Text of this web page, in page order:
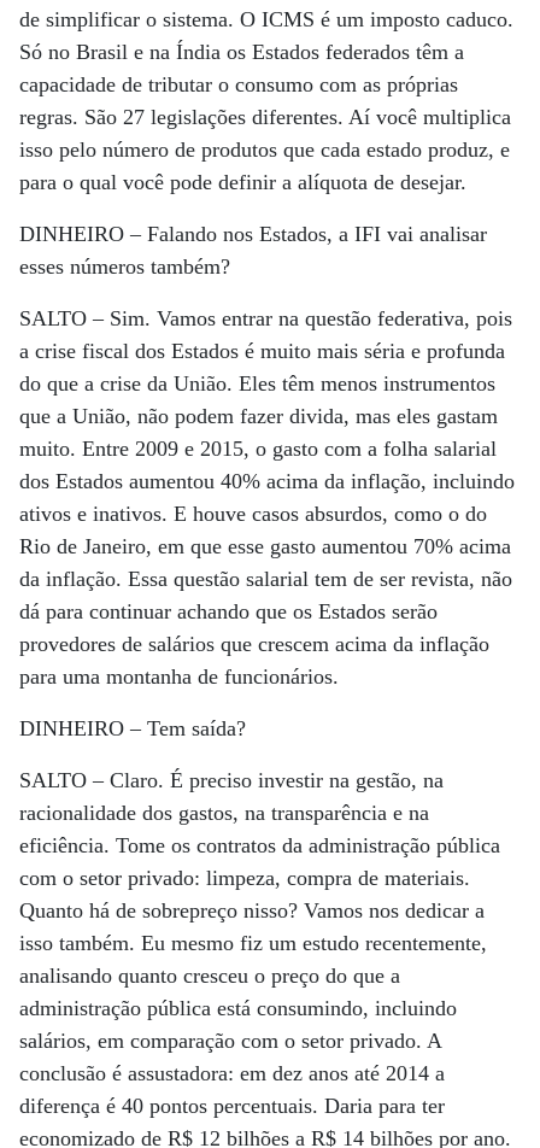
de simplificar o sistema. O ICMS é um imposto caduco.
Só no Brasil e na Índia os Estados federados têm a
capacidade de tributar o consumo com as próprias
regras. São 27 legislações diferentes. Aí você multiplica
isso pelo número de produtos que cada estado produz, e
para o qual você pode definir a alíquota de desejar.
DINHEIRO –Falando nos Estados, a IFI vai analisar
esses números também?
SALTO –Sim. Vamos entrar na questão federativa, pois
a crise fiscal dos Estados é muito mais séria e profunda
do que a crise da União. Eles têm menos instrumentos
que a União, não podem fazer divida, mas eles gastam
muito. Entre 2009 e 2015, o gasto com a folha salarial
dos Estados aumentou 40% acima da inflação, incluindo
ativos e inativos. E houve casos absurdos, como o do
Rio de Janeiro, em que esse gasto aumentou 70% acima
da inflação. Essa questão salarial tem de ser revista, não
dá para continuar achando que os Estados serão
provedores de salários que crescem acima da inflação
para uma montanha de funcionários.
DINHEIRO –Tem saída?
SALTO –Claro. É preciso investir na gestão, na
racionalidade dos gastos, na transparência e na
eficiência. Tome os contratos da administração pública
com o setor privado: limpeza, compra de materiais.
Quanto há de sobrepreço nisso? Vamos nos dedicar a
isso também. Eu mesmo fiz um estudo recentemente,
analisando quanto cresceu o preço do que a
administração pública está consumindo, incluindo
salários, em comparação com o setor privado. A
conclusão é assustadora: em dez anos até 2014 a
diferença é 40 pontos percentuais. Daria para ter
economizado de R$ 12 bilhões a R$ 14 bilhões por ano.